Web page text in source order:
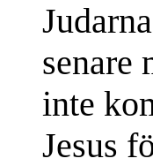
senare
inte
Jesus